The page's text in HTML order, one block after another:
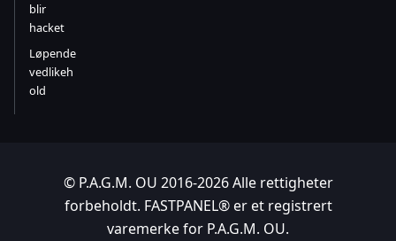
blir
hacket
Løpende
vedlikeh
old
© P.A.G.M. OU 2016-2026 Alle rettigheter
forbeholdt. FASTPANEL® er et registrert
varemerke for P.A.G.M. OU.